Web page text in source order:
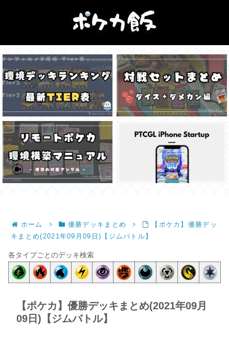
ホーム 優勝デッキまとめ
【ポケカ】優勝デッ
キまとめ(2021年09月09日)【ジムバトル】
各タイプごとのデッキ検索
【ポケカ】優勝デッキまとめ(2021年09月
09日)【ジムバトル】